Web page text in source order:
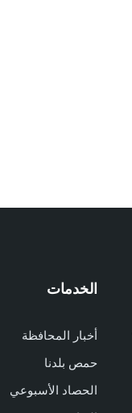
الخدمات
أخبار المحافظة
حمص بلدنا
الحصاد الأسبوعي